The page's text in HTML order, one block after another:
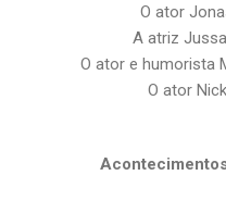
O ator
A atriz
O ator e humorista
O ator